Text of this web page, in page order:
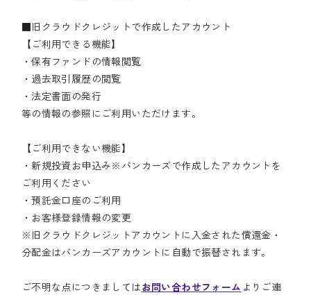
■旧クラウドクレジットで作成したアカウント
【ご利用できる機能】
・保有ファンドの情報閲覧
・過去取引履歴の閲覧
・法定書面の発行
等の情報の参照にご利用いただけます。
【ご利用できない機能】
・新規投資お申込み※バンカーズで作成したアカウントを
ご利用ください
・預託金口座のご利用
・お客様登録情報の変更
※旧クラウドクレジットアカウントに入金された償還金・
分配金はバンカーズアカウントに自動で振替されます。
ご不明な点につきましてはお問い合わせフォーム よりご連